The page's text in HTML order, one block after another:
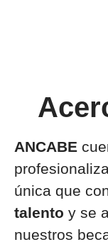
ANCABE
única que
talento y se
nuestros